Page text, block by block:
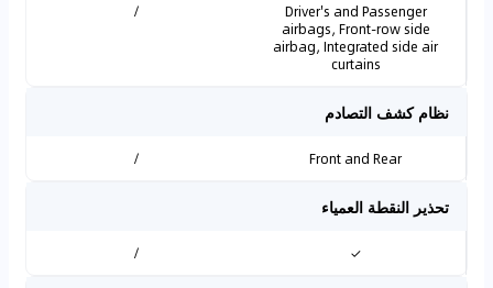
Driver's and Passenger
airbags, Front-row side
airbag, Integrated side air
curtains
/
نظام كشف التصادم
Front and Rear
/
تحذير النقطة العمياء
✓
/